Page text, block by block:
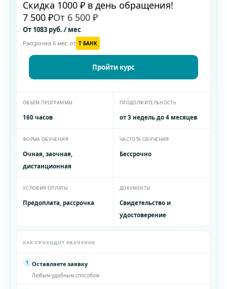
Скидка 1000 ₽ в день обращения!
7 500 ₽От 6 500 ₽
От 1083 руб. / мес
Рассрочка 6 мес. от T БАНК
Пройти курс
ОБЪЁМ ПРОГРАММЫ
160 часов
ПРОДОЛЖИТЕЛЬНОСТЬ
от 3 недель до 4 месяцев
ФОРМА ОБУЧЕНИЯ
Очная, заочная,
дистанционная
ЧАСТОТА ОБУЧЕНИЯ
Бессрочно
УСЛОВИЯ ОПЛАТЫ
Предоплата, рассрочка
ДОКУМЕНТЫ
Свидетельство и
удостоверение
КАК ПРОХОДИТ ОБУЧЕНИЕ
1 Оставляете заявку
Любым удобным способом